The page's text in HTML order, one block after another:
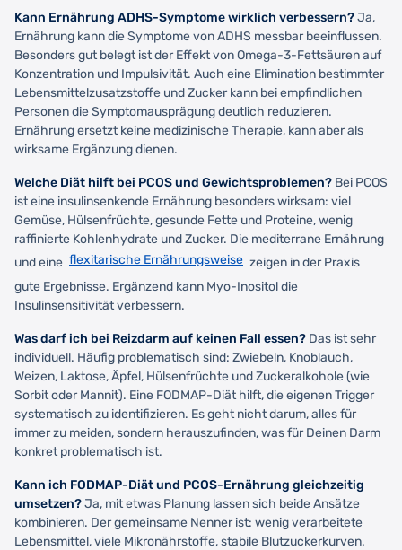
Kann Ernährung ADHS-Symptome wirklich verbessern?Ja,
Ernährung kann die Symptome von ADHS messbar beeinflussen.
Besonders gut belegt ist der Effekt von Omega-3-Fettsäuren auf
Konzentration und Impulsivität. Auch eine Elimination bestimmter
Lebensmittelzusatzstoffe und Zucker kann bei empfindlichen
Personen die Symptomausprägung deutlich reduzieren.
Ernährung ersetzt keine medizinische Therapie, kann aber als
wirksame Ergänzung dienen.
Welche Diät hilft bei PCOS und Gewichtsproblemen? Bei PCOS
ist eine insulinsenkende Ernährung besonders wirksam: viel
Gemüse, Hülsenfrüchte, gesunde Fette und Proteine, wenig
raffinierte Kohlenhydrate und Zucker. Die mediterrane Ernährung
und eine flexitarische Ernährungsweise zeigen in der Praxis
gute Ergebnisse. Ergänzend kann Myo-Inositol die
Insulinsensitivität verbessern.
Was darf ich bei Reizdarm auf keinen Fall essen? Das ist sehr
individuell. Häufig problematisch sind: Zwiebeln, Knoblauch,
Weizen, Laktose, Äpfel, Hülsenfrüchte und Zuckeralkohole (wie
Sorbit oder Mannit). Eine FODMAP-Diät hilft, die eigenen Trigger
systematisch zu identifizieren. Es geht nicht darum, alles für
immer zu meiden, sondern herauszufinden, was für Deinen Darm
konkret problematisch ist.
Kann ich FODMAP-Diät und PCOS-Ernährung gleichzeitig
umsetzen?Ja, mit etwas Planung lassen sich beide Ansätze
kombinieren. Der gemeinsame Nenner ist: wenig verarbeitete
Lebensmittel, viele Mikronährstoffe, stabile Blutzuckerkurven.